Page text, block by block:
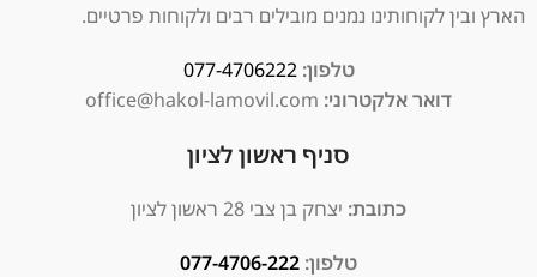
הארץ ובין לקוחותינו נמנים מובילים רבים ולקוחות פרטיים.
טלפון: 077-4706222
דואר אלקטרוני:
סניף ראשון לציון
כתובת: יצחק בן צבי 28 ראשון לציון
טלפון: 077-4706-222